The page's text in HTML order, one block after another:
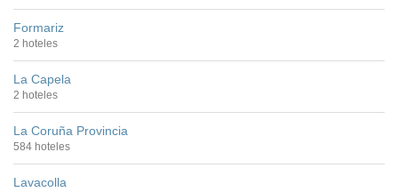
Formariz
2 hoteles
La Capela
2 hoteles
La Coruña Provincia
584 hoteles
Lavacolla